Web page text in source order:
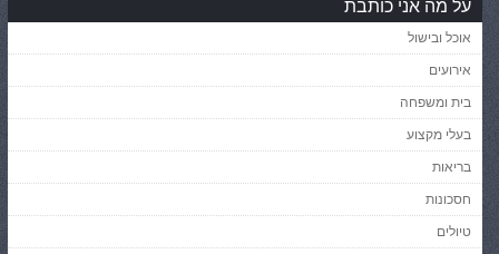
אוכל ובישול
אירועים
בית ומשפחה
בעלי מקצוע
בריאות
חסכונות
טיולים